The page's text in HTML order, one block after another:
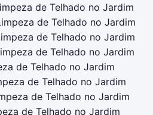
de Telhado no Jardim
de Telhado no Jardim
de Telhado no Jardim
de Telhado no Jardim
de Telhado no Jardim
de Telhado no Jardim
de Telhado no Jardim
de Telhado no Jardim